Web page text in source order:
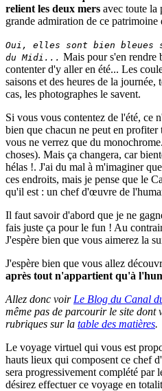
relient les deux mers avec toute la
grande admiration de ce patrimoine
Oui, elles sont bien bleues
du Midi... Mais pour s'en rendre
contenter d'y aller en été... Les
saisons et des heures de la
cas, les photographes le savent.
Si vous vous contentez de l'été, ce
bien que chacun ne peut en profiter
vous ne verrez que du
choses). Mais ça changera, car
hélas !. J'ai du mal à m'imaginer
ces endroits, mais je pense que le
qu'il est : un chef d'œuvre de
Il faut savoir d'abord que je ne
fais juste ça pour le fun ! Au
J'espère bien que vous aimerez la
J'espère bien que vous allez
après tout n'appartient qu'à
Allez donc voir Le Blog du Canal
même pas de parcourir le site dont
rubriques sur la table des matières.
Le voyage virtuel qui vous est
hauts lieux qui composent ce chef
sera progressivement complété par
désirez effectuer ce voyage en